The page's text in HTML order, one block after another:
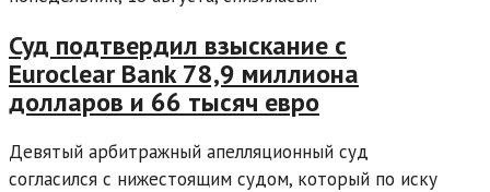
Суд подтвердил взыскание с
Euroclear Bank 78,9 миллиона
долларов и 66 тысяч евро
Девятый арбитражный апелляционный суд
согласился с нижестоящим судом, который по иску